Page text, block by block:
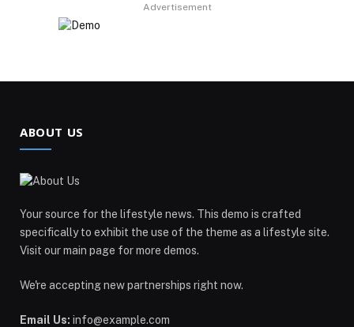
Advertisement
ABOUT US
Your source for the lifestyle news. This demo is crafted
specifically to exhibit the use of the theme as a lifestyle site.
Visit our main page for more demos.
We're accepting new partnerships right now.
Email Us: info@example.com